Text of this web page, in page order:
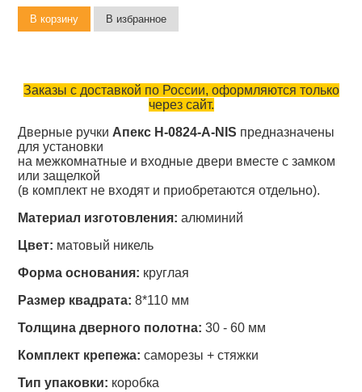
Заказы с доставкой по России, оформляются только
через сайт.
Дверные ручки Апекс H-0824-A-NIS предназначены
для установки
на межкомнатные и входные двери вместе с замком
или защелкой
(в комплект не входят и приобретаются отдельно).
Материал изготовления: алюминий
Цвет: матовый никель
Форма основания: круглая
Размер квадрата: 8*110 мм
Толщина дверного полотна: 30 - 60 мм
Комплект крепежа: саморезы + стяжки
Тип упаковки: коробка